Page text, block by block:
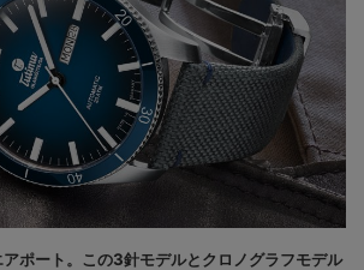
ポート。この3針モデルとクロノグラフモデル